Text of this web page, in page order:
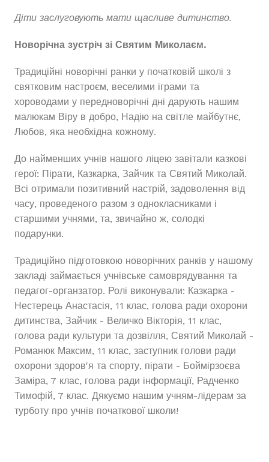
Діти заслуговують мати щасливе дитинство.
Новорічна зустріч зі Святим Миколаєм.
Традиційні новорічні ранки у початковій школі з
святковим настроєм, веселими іграми та
хороводами у передноворічні дні дарують нашим
малюкам Віру в добро, Надію на світле майбутнє,
Любов, яка необхідна кожному.
До найменших учнів нашого ліцею завітали казкові
герої: Пірати, Казкарка, Зайчик та Святий Миколай.
Всі отримали позитивний настрій, задоволення від
часу, проведеного разом з однокласниками і
старшими учнями, та, звичайно ж, солодкі
подарунки.
Традиційно підготовкою новорічних ранків у нашому
закладі займається учнівське самоврядування та
педагог-органзатор. Ролі виконували: Казкарка -
Нестерець Анастасія, 11 клас, голова ради охорони
дитинства, Зайчик - Величко Вікторія, 11 клас,
голова ради культури та дозвілля, Святий Миколай -
Романюк Максим, 11 клас, заступник голови ради
охорони здоров'я та спорту, пірати - Боймірзоєва
Заміра, 7 клас, голова ради інформації, Радченко
Тимофій, 7 клас. Дякуємо нашим учням-лідерам за
турботу про учнів початкової школи!